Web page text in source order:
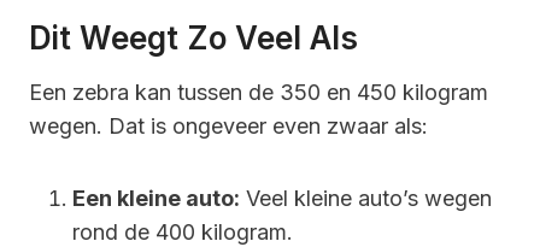
Dit Weegt Zo Veel Als
Een zebra kan tussen de 350 en 450 kilogram
wegen. Dat is ongeveer even zwaar als:
Een kleine auto: Veel kleine auto’s wegen
rond de 400 kilogram.